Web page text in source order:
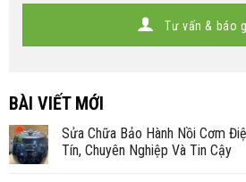
Tư vấn & báo
BÀI VIẾT MỚI
Sửa Chữa Bảo Hành Nồi Cơm
Tín, Chuyên Nghiệp Và Tin Cậy